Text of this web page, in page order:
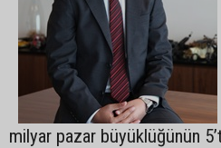
milyar pazar büyüklüğünün